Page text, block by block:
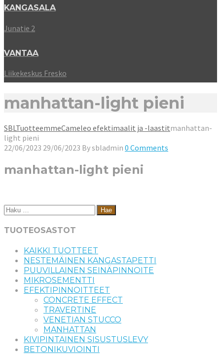
KANGASALA
Junatie 2
VANTAA
Liikekeskus Fresko
manhattan-light pieni
SBLTuotteemmeCameleo efektimaalit ja -laastitmanhattan-
light pieni
22/06/2023 29/06/2023 Bysbladmin 0 Comments
manhattan-light pieni
Haku:
TUOTEOSASTOT
KAIKKI TUOTTEET
NESTEMÄINEN KANGASTAPETTI
PUUVILLAINEN SEINÄPINNOITE
MIKROSEMENTTI
EFEKTIPINNOITTEET
CONCRETE EFFECT
TRAVERTINE
VENETIAN STUCCO
MANHATTAN
KIVIPINTAINEN SISUSTUSLEVY
BETONIKUVIOINTI